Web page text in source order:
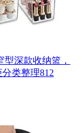
深款收纳篮，
类整理812